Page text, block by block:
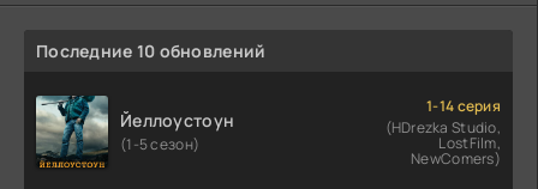
Последние 10 обновлений
Йеллоустоун
(1-5 сезон)
1-14 серия
(HDrezka Studio,
LostFilm,
NewComers)